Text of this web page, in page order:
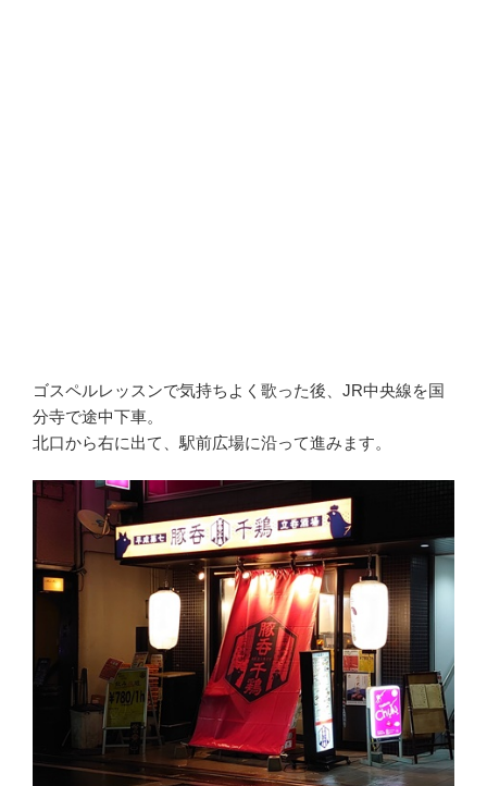
ゴスペルレッスンで気持ちよく歌った後、JR中央線を国
分寺で途中下車。
北口から右に出て、駅前広場に沿って進みます。